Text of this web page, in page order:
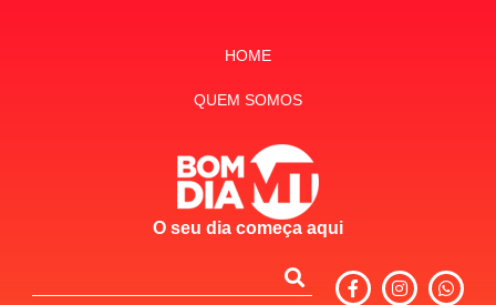
HOME
QUEM SOMOS
O seu dia começa aqui